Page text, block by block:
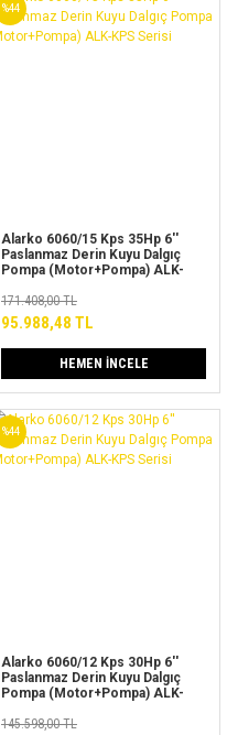
%44
Alarko 6060/15 Kps 35Hp 6''
Paslanmaz Derin Kuyu Dalgıç
Pompa (Motor+Pompa) ALK-
171.408,00 TL
95.988,48 TL
HEMEN İNCELE
%44
Alarko 6060/12 Kps 30Hp 6''
Paslanmaz Derin Kuyu Dalgıç
Pompa (Motor+Pompa) ALK-
145.598,00 TL